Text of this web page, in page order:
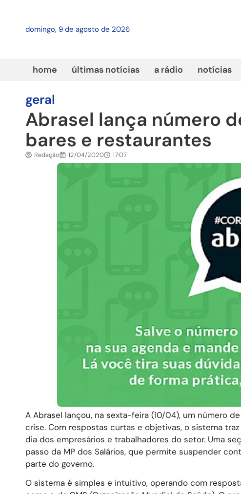
domingo, 9 de agosto de 2026
home últimas notícias a rádio notícias
geral
Abrasel lança número
bares e restaurantes
Redação 12/04/2020 17:07
A Abrasel lançou, na sexta-feira (10/04), um número
crise. Com respostas curtas e objetivas, o sistema
dia dos empresários e trabalhadores do setor. Uma
passo da MP dos Salários, que permite suspender
parte do governo.
O sistema é simples e intuitivo, operando com